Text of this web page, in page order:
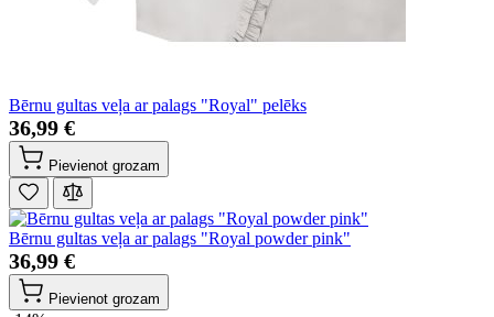
Bērnu gultas veļa ar palags "Royal" pelēks
36,99 €
Pievienot grozam
Bērnu gultas veļa ar palags "Royal powder pink"
36,99 €
Pievienot grozam